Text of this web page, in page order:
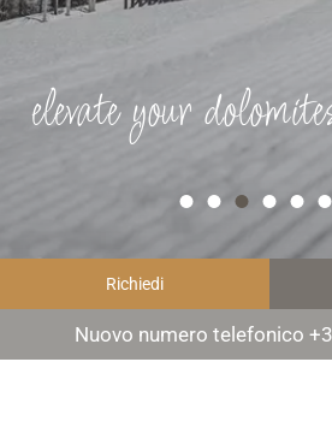
elevate your
Richiedi
Nuovo numero telefonico